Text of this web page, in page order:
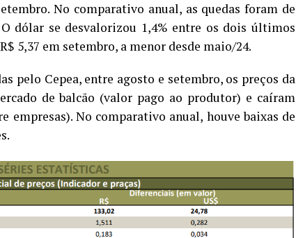
No comparativo anual, as quedas foram de
dólar se desvalorizou 1,4% entre os dois últimos
5,37 em setembro, a menor desde maio/24.
pelo Cepea, entre agosto e setembro, os preços da
de balcão (valor pago ao produtor) e caíram
empresas). No comparativo anual, houve baixas de